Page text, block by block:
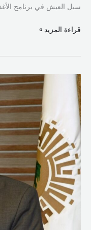
سبل العيش في برنامج
قراءة المزيد »
دبوسي
يهنئ
بعيد
الفطر:
نتطلع
إلى
طي
صفحة
الحروب
والانطلاق
بمرحلة